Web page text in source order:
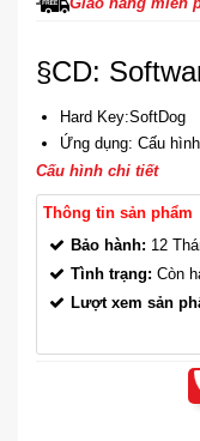
§CD:
Hard Key:SoftDog
Ứng dụng: Cấu
Cấu hình chi tiết
Thông tin sản phẩm
Bảo hành: 12
Tình trạng: Còn
Lượt xem sản